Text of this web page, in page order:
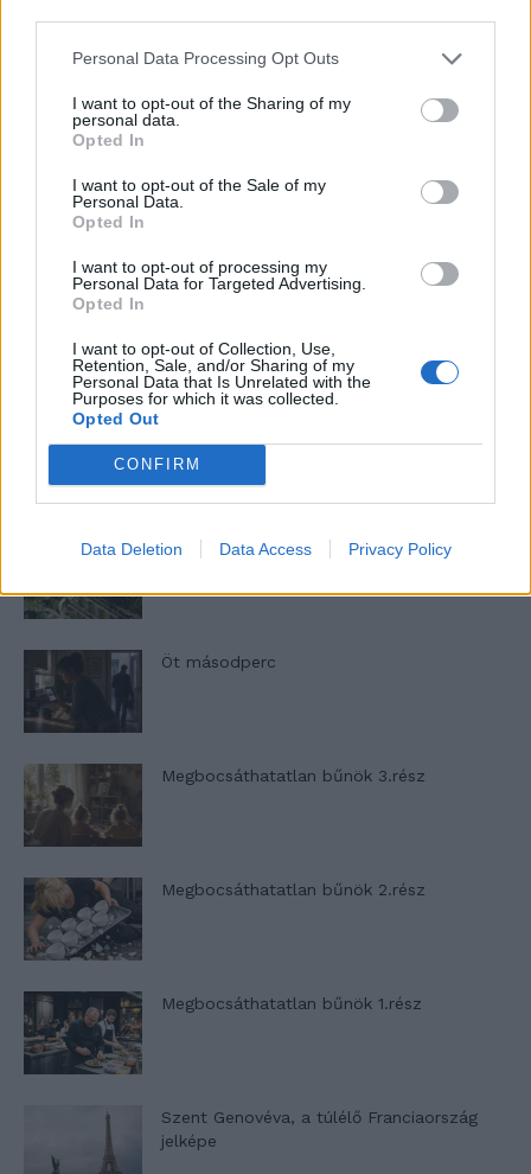
Personal Data Processing Opt Outs
I want to opt-out of the Sharing of my
personal data.
Opted In
I want to opt-out of the Sale of my
Personal Data.
Opted In
I want to opt-out of processing my
Personal Data for Targeted Advertising.
Opted In
I want to opt-out of Collection, Use,
Retention, Sale, and/or Sharing of my
Personal Data that Is Unrelated with the
Purposes for which it was collected.
Opted Out
CONFIRM
Data Deletion Data Access Privacy Policy
46,301 Rajongók TETSZIK
LEGFRISSEBB
Halál a Tresco-szigeten – A Josh Clayton-
Öt másodperc
Megbocsáthatatlan bűnök 3.rész
Megbocsáthatatlan bűnök 2.rész
Megbocsáthatatlan bűnök 1.rész
Szent Genovéva, a túlélő Franciaország
jelképe